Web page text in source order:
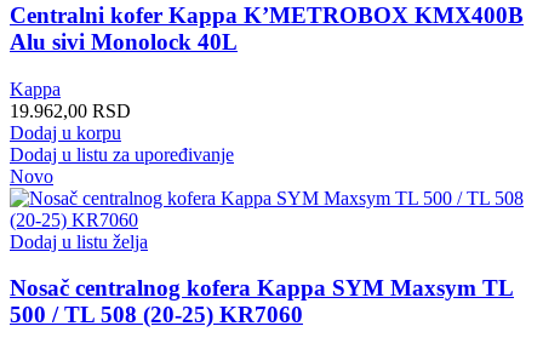
Centralni kofer Kappa K’METROBOX KMX400B
Alu sivi Monolock 40L
Kappa
19.962,00 RSD
Dodaj u korpu
Dodaj u listu za upoređivanje
Novo
Dodaj u listu želja
Nosač centralnog kofera Kappa SYM Maxsym TL
500 / TL 508 (20-25) KR7060